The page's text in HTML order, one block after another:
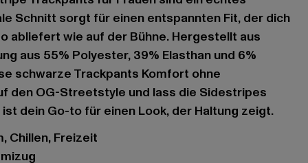
Schnitt sorgt für einen entspannten Fit, der dich
abliefert wie auf der Bühne. Hergestellt aus
aus 55% Polyester, 39% Elasthan und 6%
schwarze Trackpants Komfort ohne
den OG-Streetstyle und lass die Sidestripes
dein Go-to für einen Look, der Haltung zeigt.
Chillen, Freizeit